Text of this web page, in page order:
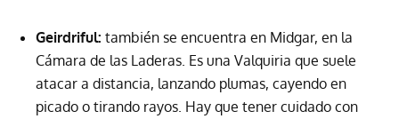
Geirdriful: también se encuentra en Midgar, en la
Cámara de las Laderas. Es una Valquiria que suele
atacar a distancia, lanzando plumas, cayendo en
picado o tirando rayos. Hay que tener cuidado con